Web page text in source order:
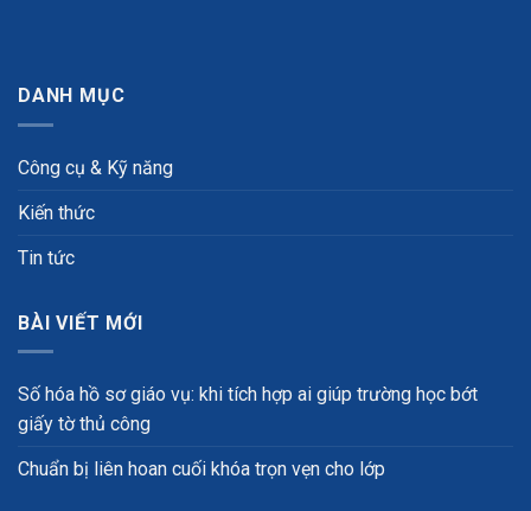
DANH MỤC
Công cụ & Kỹ năng
Kiến thức
Tin tức
BÀI VIẾT MỚI
Số hóa hồ sơ giáo vụ: khi tích hợp ai giúp trường học bớt
giấy tờ thủ công
Chuẩn bị liên hoan cuối khóa trọn vẹn cho lớp